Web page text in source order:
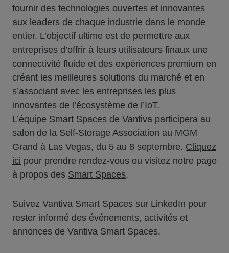
fournir des technologies ouvertes et innovantes
aux leaders de chaque industrie dans le monde
entier. L’objectif ultime est de permettre aux
entreprises d’offrir à leurs utilisateurs finaux une
connectivité fluide et des expériences premium en
créant les meilleures solutions du marché et en
s’associant avec les entreprises les plus
innovantes de l’écosystème de l’IoT.
L’équipe Smart Spaces de Vantiva participera au
salon de la Self-Storage Association au MGM
Grand à Las Vegas, du 5 au 8 septembre. Cliquez
ici pour prendre rendez-vous ou visitez notre page
à propos des Smart Spaces.
Suivez Vantiva Smart Spaces sur LinkedIn pour
rester informé des événements, activités et
annonces de Vantiva Smart Spaces.